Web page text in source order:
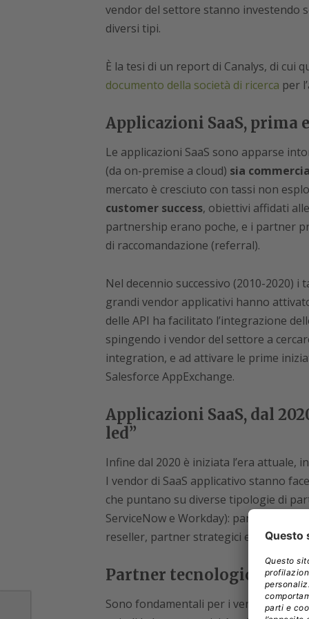
vendor del settore stanno investendo
diversi tipi.
È la tesi di un report di Canalys, di cui
documento della società di ricerca per
Applicazioni SaaS, prima
Le applicazioni SaaS sono apparse
(da on-premise a cloud) sia
mercato è cresciuto con tassi non
customer success, obiettivi affidati
partnership erano poche, e i partner
di raccomandazione (referral).
Nel decennio successivo (2010-2020)
grandi vendor applicativi hanno
delle API ha facilitato l’integrazione
spingendo i vendor del settore a
integration, e ad attivare le prime
Salesforce AppExchange.
Applicazioni SaaS, dal
led”
Infine dal 2020 è iniziata l’era attuale,
I vendor di SaaS applicativo stanno
che puntano su diverse tipologie di
ServiceNow e Workday): partner
reseller, partner strategici e
Partner tecnologici
Sono fondamentali per i vendor